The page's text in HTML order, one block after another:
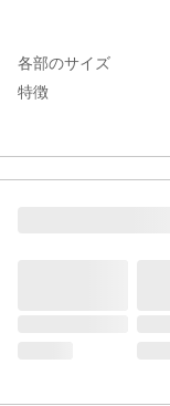
各部のサイズ
特徴